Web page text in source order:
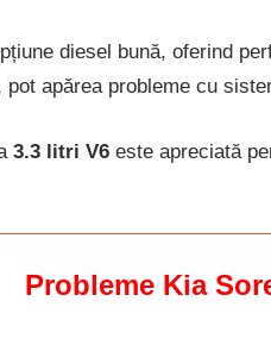
diesel bună, oferind
apărea probleme cu
3.3 litri V6este apreciată
Probleme Kia